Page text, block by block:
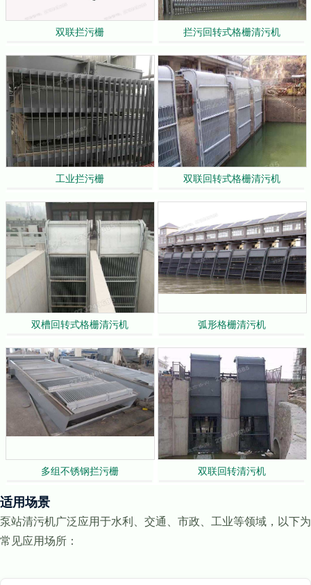
双联拦污栅 拦污回转式格栅清污机
工业拦污栅 双联回转式格栅清污机
双槽回转式格栅清污机 弧形格栅清污机
多组不锈钢拦污栅 双联回转清污机
适用场景
泵站清污机广泛应用于水利、交通、市政、工业等领域，以下为
常见应用场所：